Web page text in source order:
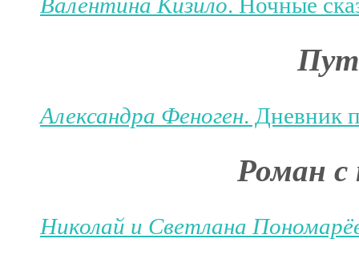
Александра Феноген. Дневник
Роман с
Николай и Светлана